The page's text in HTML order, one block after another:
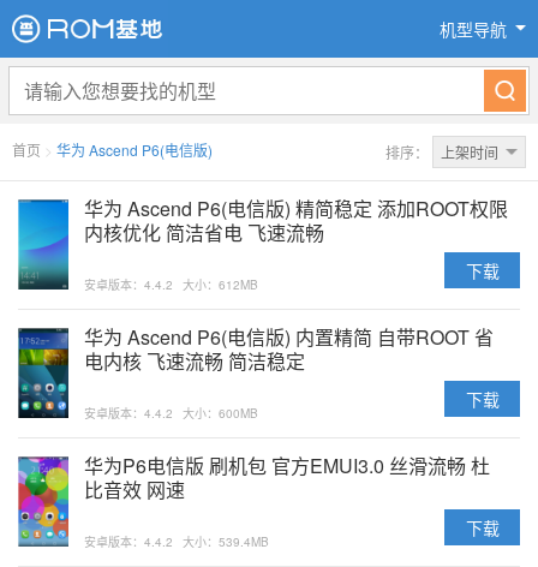
机型导航
首页 > 华为 Ascend P6(电信版) 排序： 上架时间
华为 Ascend P6(电信版) 精简稳定 添加ROOT权限
内核优化 简洁省电 飞速流畅
安卓版本：4.4.2 大小：612MB
下载
华为 Ascend P6(电信版) 内置精简 自带ROOT 省
电内核 飞速流畅 简洁稳定
安卓版本：4.4.2 大小：600MB
下载
华为P6电信版 刷机包 官方EMUI3.0 丝滑流畅 杜
比音效 网速
安卓版本：4.4.2 大小：539.4MB
下载